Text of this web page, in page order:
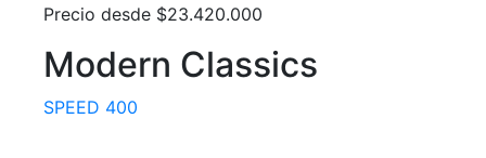
Precio desde $23.420.000
Modern Classics
SPEED 400